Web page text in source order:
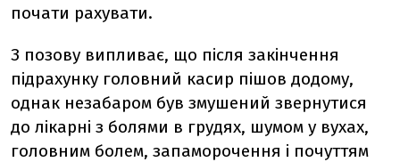
почати рахувати.
З позову випливає, що після закінчення
підрахунку головний касир пішов додому,
однак незабаром був змушений звернутися
до лікарні з болями в грудях, шумом у вухах,
головним болем, запаморочення і почуттям